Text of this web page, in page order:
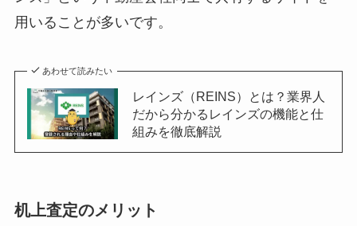
用いることが多いです。
あわせて読みたい
レインズ（REINS）とは？業界人
だから分かるレインズの機能と仕
組みを徹底解説
机上査定のメリット